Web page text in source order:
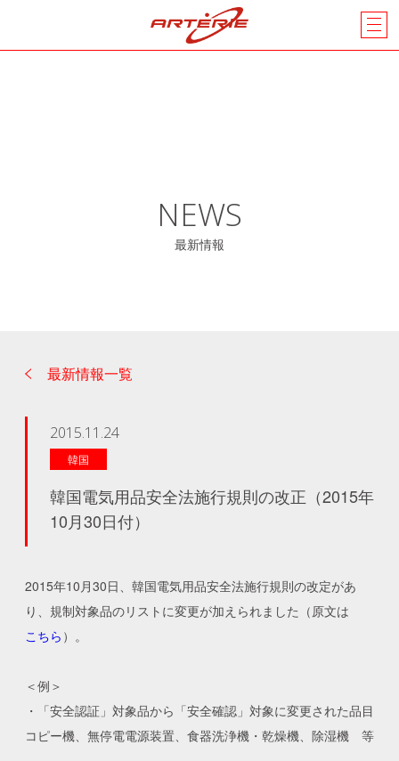
NEWS
最新情報
最新情報一覧
2015.11.24
韓国
韓国電気用品安全法施行規則の改正（2015年
10月30日付）
2015年10月30日、韓国電気用品安全法施行規則の改定があ
り、規制対象品のリストに変更が加えられました（原文は
こちら ）。
＜例＞
・「安全認証」対象品から「安全確認」対象に変更された品目
コピー機、無停電電源装置、食器洗浄機・乾燥機、除湿機 等